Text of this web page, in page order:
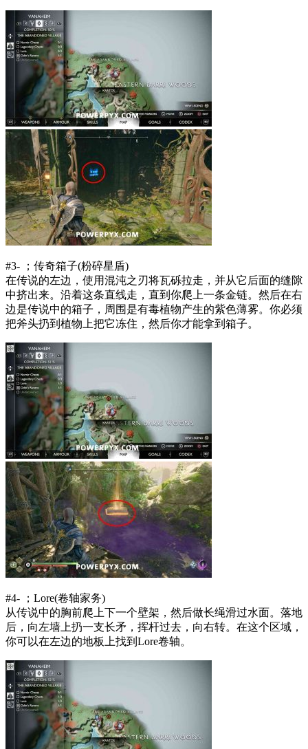
#3- ；传奇箱子(粉碎星盾)
在传说的左边，使用混沌之刃将瓦砾拉走，并从它后面的缝隙
中挤出来。沿着这条直线走，直到你爬上一条金链。然后在右
边是传说中的箱子，周围是有毒植物产生的紫色薄雾。你必须
把斧头扔到植物上把它冻住，然后你才能拿到箱子。
#4- ；Lore(卷轴家务)
从传说中的胸前爬上下一个壁架，然后做长绳滑过水面。落地
后，向左墙上扔一支长矛，挥杆过去，向右转。在这个区域，
你可以在左边的地板上找到Lore卷轴。